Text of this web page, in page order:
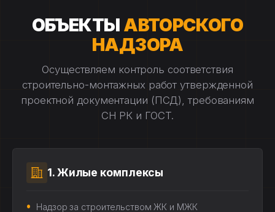
ОБЪЕКТЫ АВТОРСКОГО
НАДЗОРА
Осуществляем контроль соответствия
строительно-монтажных работ утвержденной
проектной документации (ПСД), требованиям
СН РК и ГОСТ.
1. Жилые комплексы
Надзор за строительством ЖК и МЖК